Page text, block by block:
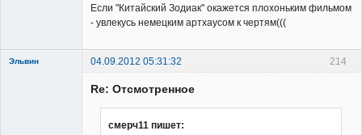
Если "Китайский Зодиак" окажется плохоньким фильмом
- увлекусь немецким артхаусом к чертям(((
214
Эльвин 04.09.2012 05:31:32
Re: Отсмотренное
смерч11 пишет: